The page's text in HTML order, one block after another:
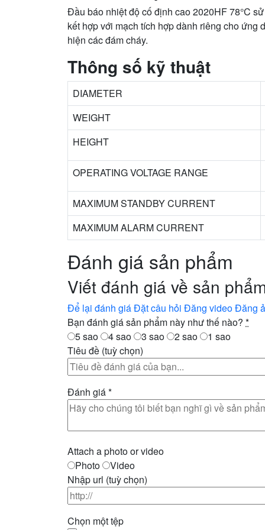
Đầu báo nhiệt độ cố định cao 2020HF 78°C
kết hợp với mạch tích hợp dành riêng cho ứng
hiện các đám cháy.
Thông số kỹ thuật
DIAMETER
WEIGHT
HEIGHT
OPERATING VOLTAGE RANGE
MAXIMUM STANDBY CURRENT
MAXIMUM ALARM CURRENT
Đánh giá sản phẩm
Viết đánh giá về sản
Để lại đánh giáĐặt câu hỏi Đăng videoĐăng
Bạn đánh giá sản phẩm này như thế nào? *
5 sao
4 sao 3 sao 2 sao
1 sao
Tiêu đề (tuỳ chọn)
Đánh giá*
Attach a photo or video
Photo
Video
Nhập url (tuỳ chọn)
Chọn một tệp